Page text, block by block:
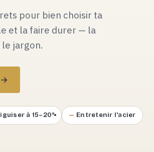
pour bien choisir ta
et la faire durer — la
jargon.
à 15–20° Entretenir l'acier